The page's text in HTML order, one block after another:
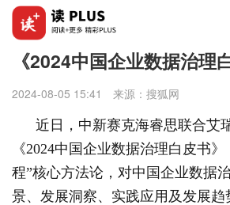
《2024中国企业数据治理
2024-08-05 15:41 来源： 搜狐网
近日，中新赛克海睿思联合艾
《2024中国企业数据治理白皮书
程”核心方法论，对中国企业数据
景、发展洞察、实践应用及发展趋